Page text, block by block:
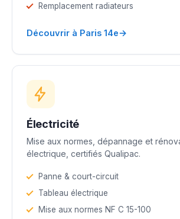
Remplacement radiateurs
Découvrir à Paris 14e→
Électricité
Mise aux normes, dépannage et
électrique, certifiés Qualipac.
Panne & court-circuit
Tableau électrique
Mise aux normes NF C 15-100